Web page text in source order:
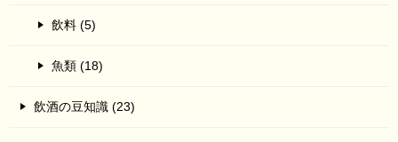
飲料 (5)
魚類 (18)
飲酒の豆知識 (23)